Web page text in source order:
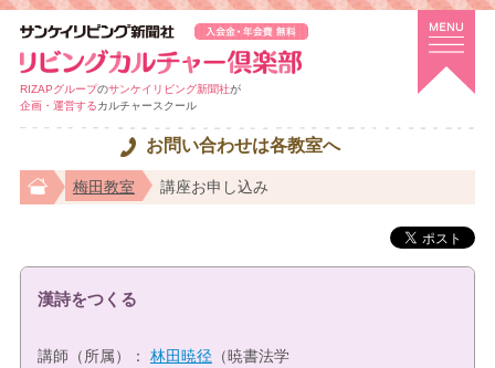
RIZAPグループのサンケイリビング新聞社が
企画・運営するカルチャースクール
お問い合わせは各教室へ
梅田教室 講座お申し込み
漢詩をつくる
講師（所属）： 林田暁径 （暁書法学